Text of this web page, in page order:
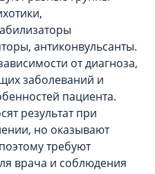
антиконвульсанты.
от диагноза,
заболеваний и
пациента.
результат при
но оказывают
требуют
врача и соблюдения